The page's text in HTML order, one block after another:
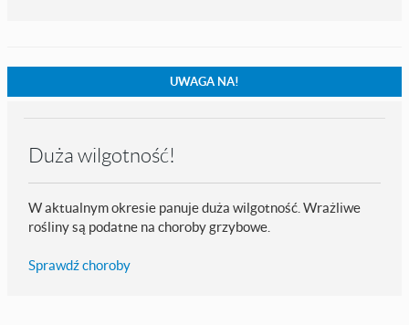
UWAGA NA!
Duża wilgotność!
W aktualnym okresie panuje duża wilgotność. Wrażliwe
rośliny są podatne na choroby grzybowe.
Sprawdź choroby